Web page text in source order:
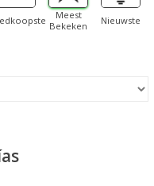
Meest
Bekeken
Nieuwste